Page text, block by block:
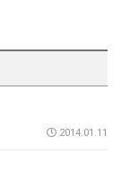
2014.01.11